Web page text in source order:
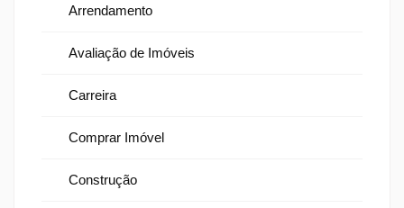
Arrendamento
Avaliação de Imóveis
Carreira
Comprar Imóvel
Construção